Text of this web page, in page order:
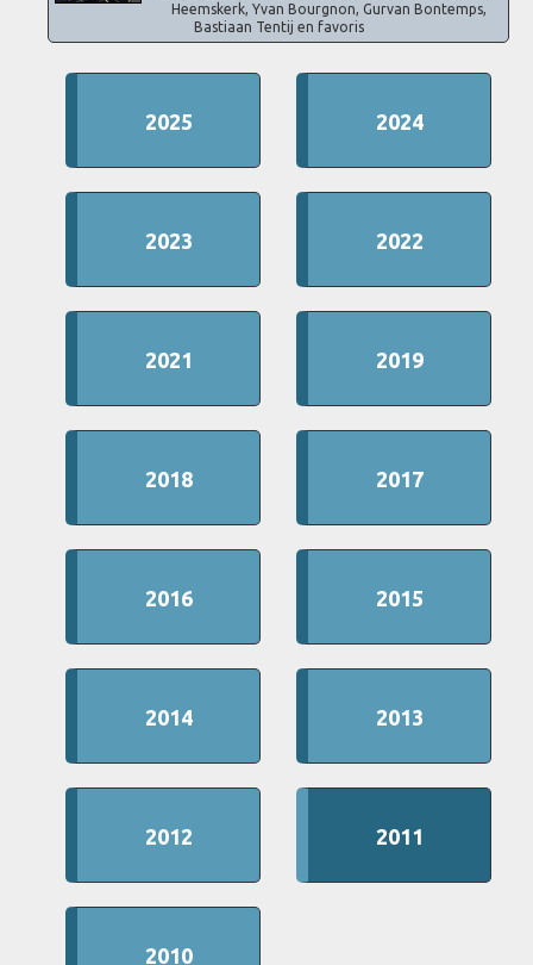
Heemskerk, Yvan Bourgnon, Gurvan Bontemps,
Bastiaan Tentij en favoris
2025 2024
2023 2022
2021 2019
2018 2017
2016 2015
2014 2013
2012 2011
2010